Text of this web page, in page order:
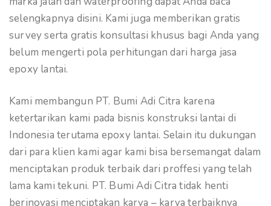
selengkapnya disini. Kami juga memberikan gratis
survey serta gratis konsultasi khusus bagi Anda yang
belum mengerti pola perhitungan dari harga jasa
epoxy lantai.
Kami membangun PT. Bumi Adi Citra karena
ketertarikan kami pada bisnis konstruksi lantai di
Indonesia terutama epoxy lantai. Selain itu dukungan
dari para klien kami agar kami bisa bersemangat dalam
menciptakan produk terbaik dari proffesi yang telah
lama kami tekuni. PT. Bumi Adi Citra tidak henti
berinovasi menciptakan karya – karya terbaiknya